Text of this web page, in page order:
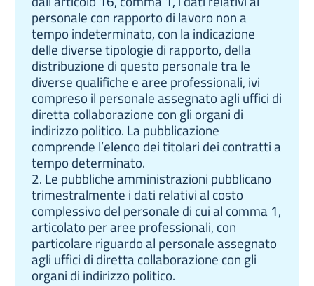
personale con rapporto di lavoro non a
tempo indeterminato, con la indicazione
delle diverse tipologie di rapporto, della
distribuzione di questo personale tra le
diverse qualifiche e aree professionali, ivi
compreso il personale assegnato agli uffici di
diretta collaborazione con gli organi di
indirizzo politico. La pubblicazione
comprende l’elenco dei titolari dei contratti a
tempo determinato.
2. Le pubbliche amministrazioni pubblicano
trimestralmente i dati relativi al costo
complessivo del personale di cui al comma 1,
articolato per aree professionali, con
particolare riguardo al personale assegnato
agli uffici di diretta collaborazione con gli
organi di indirizzo politico.